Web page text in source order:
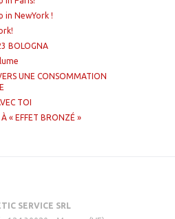
in NewYork !
BOLOGNA
UNE CONSOMMATION
TOI
« EFFET BRONZÉ »
SERVICE SRL